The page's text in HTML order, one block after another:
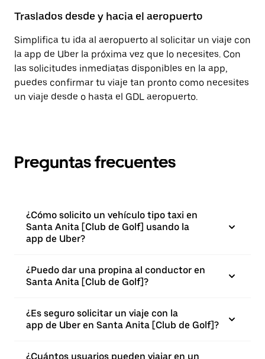
Traslados desde y hacia el aeropuerto
Simplifica tu ida al aeropuerto al solicitar un viaje con
la app de Uber la próxima vez que lo necesites. Con
las solicitudes inmediatas disponibles en la app,
puedes confirmar tu viaje tan pronto como necesites
un viaje desde o hasta el GDL aeropuerto.
Preguntas frecuentes
¿Cómo solicito un vehículo tipo taxi en
Santa Anita [Club de Golf] usando la
app de Uber?
¿Puedo dar una propina al conductor en
Santa Anita [Club de Golf]?
¿Es seguro solicitar un viaje con la
app de Uber en Santa Anita [Club de Golf]?
¿Cuántos usuarios pueden viajar en un